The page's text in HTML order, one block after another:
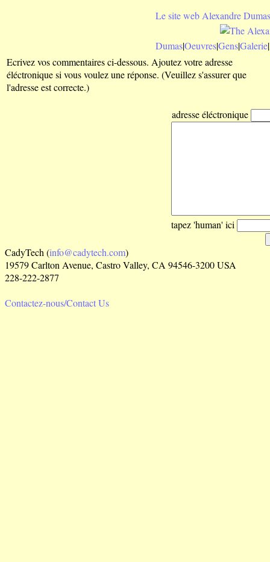
Le site web Alexandre
Dumas|Oeuvres|Gens|Galerie|
Ecrivez vos commentaires ci-dessous. Ajoutez votre adresse
éléctronique si vous voulez une réponse. (Veuillez s'assurer que
l'adresse est correcte.)
adresse éléctronique
tapez 'human' ici
CadyTech (info@cadytech.com)
19579 Carlton Avenue, Castro Valley, CA 94546-3200 USA
228-222-2877
Contactez-nous/Contact Us